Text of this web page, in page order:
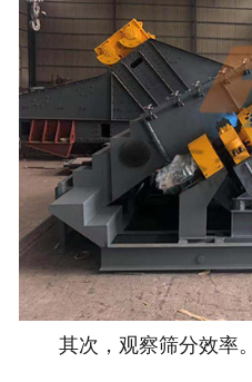
其次，观察筛分效率。